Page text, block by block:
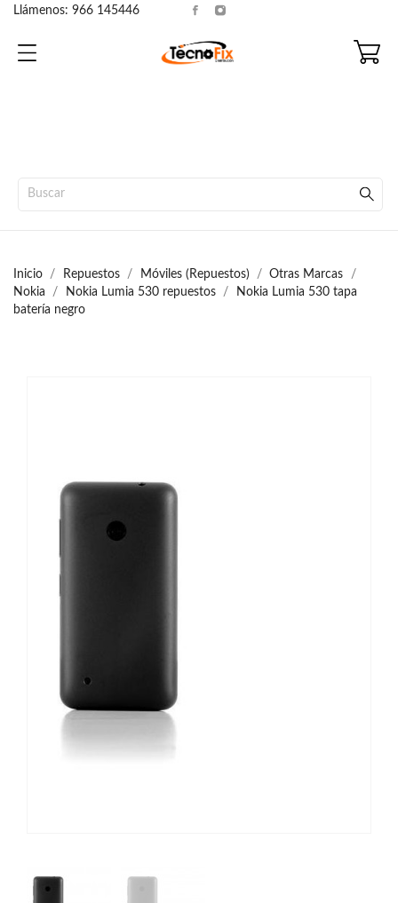
Llámenos: 966 145446
Inicio Repuestos Móviles (Repuestos)
Otras Marcas
Nokia
Nokia Lumia 530 repuestos
Nokia Lumia 530 tapa
batería negro